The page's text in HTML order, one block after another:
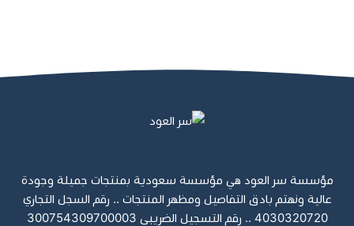
مؤسسة سر العود هي مؤسسة سعودية بمنتجات جميلة وجودة
عالية ونهتم بادق التفاصيل ومظهر المنتجات .. رقم السجل التجاري
4030320720 .. رقم التسجيل الضريبي 300754309700003